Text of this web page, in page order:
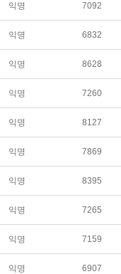
익명 7092
익명 6832
익명 8628
익명 7260
익명 8127
익명 7869
익명 8395
익명 7265
익명 7159
익명 6907